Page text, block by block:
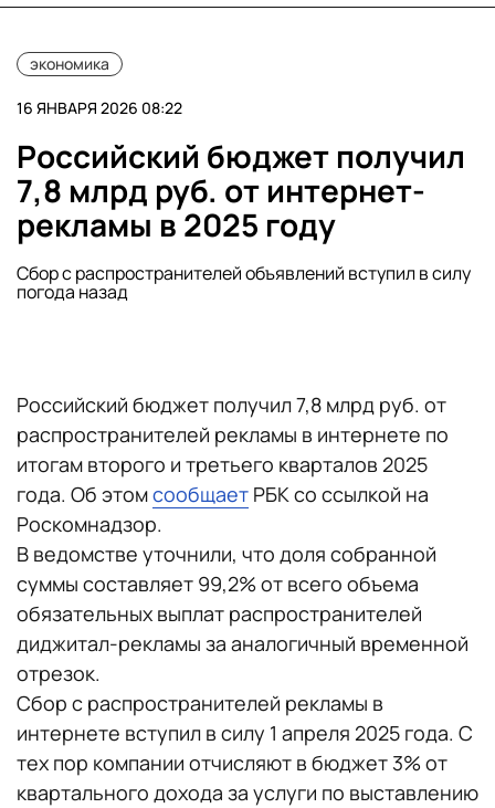
экономика
16 ЯНВАРЯ 2026 08:22
Российский бюджет получил
7,8 млрд руб. от интернет-
рекламы в 2025 году
Сбор с распространителей объявлений вступил в силу
погода назад
Российский бюджет получил 7,8 млрд руб. от
распространителей рекламы в интернете по
итогам второго и третьего кварталов 2025
года. Об этомсообщает РБК со ссылкой на
Роскомнадзор.
В ведомстве уточнили, что доля собранной
суммы составляет 99,2% от всего объема
обязательных выплат распространителей
диджитал-рекламы за аналогичный временной
отрезок.
Сбор с распространителей рекламы в
интернете вступил в силу 1 апреля 2025 года. С
тех пор компании отчисляют в бюджет 3% от
квартального дохода за услуги по выставлению